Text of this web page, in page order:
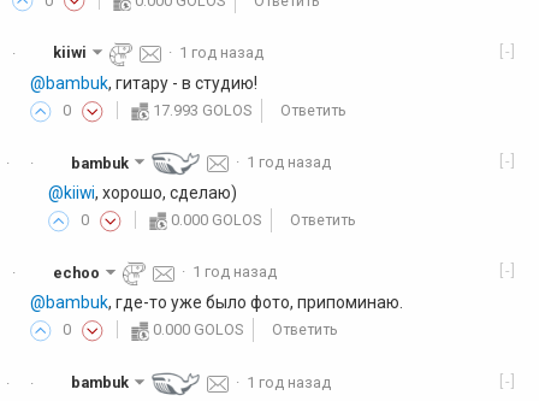
· [-]
kiiwi · 1 год назад
@bambuk, гитару - в студию!
0 17.993 GOLOS Ответить
·
· [-]
bambuk · 1 год назад
@kiiwi, хорошо, сделаю)
0 0.000 GOLOS Ответить
· [-]
echoo · 1 год назад
@bambuk, где-то уже было фото, припоминаю.
0 0.000 GOLOS Ответить
·
· [-]
bambuk · 1 год назад